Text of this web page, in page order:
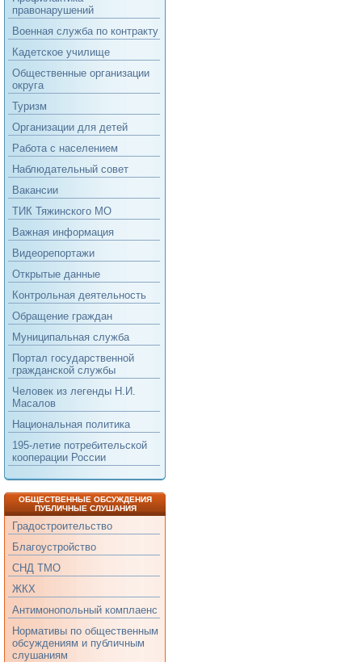
правонарушений
Военная служба по контракту
Кадетское училище
Общественные организации
округа
Туризм
Организации для детей
Работа с населением
Наблюдательный совет
Вакансии
ТИК Тяжинского МО
Важная информация
Видеорепортажи
Открытые данные
Контрольная деятельность
Обращение граждан
Муниципальная служба
Портал государственной
гражданской службы
Человек из легенды Н.И.
Масалов
Национальная политика
195-летие потребительской
кооперации России
ОБЩЕСТВЕННЫЕ ОБСУЖДЕНИЯ
ПУБЛИЧНЫЕ СЛУШАНИЯ
Градостроительство
Благоустройство
СНД ТМО
ЖКХ
Антимонопольный комплаенс
Нормативы по общественным
обсуждениям и публичным
слушаниям